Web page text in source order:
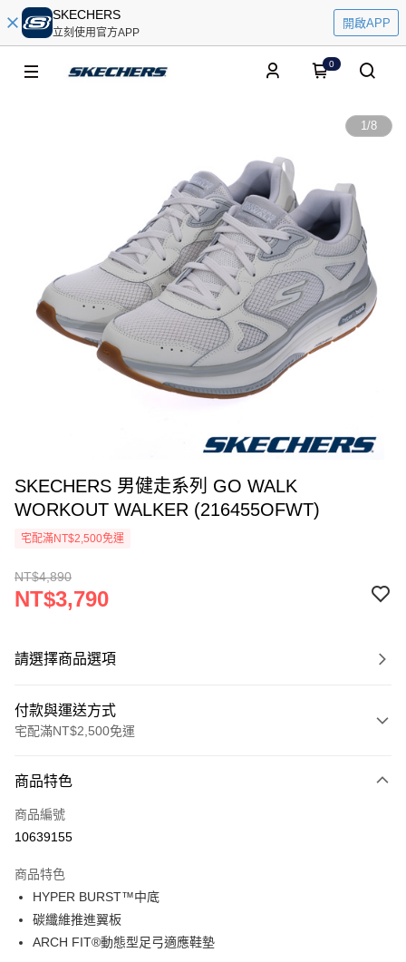
SKECHERS
立刻使用官方APP
開啟APP
0
1/8
SKECHERS 男健走系列 GO WALK
WORKOUT WALKER (216455OFWT)
宅配滿NT$2,500免運
NT$4,890
NT$3,790
請選擇商品選項
付款與運送方式
宅配滿NT$2,500免運
信用卡一次付款
LINE Pay
相關說明
【大哥付你分期使用說明】
1.本服務由台灣大哥大提供，台灣大哥大用戶可立即使用無須另外申請。
2.付款方式選擇「大哥付你分期」，訂單成立後會自動跳轉到大哥付的交易
流程，驗證手機門號後，選擇欲分期的期數、繳款截止日，確認付款後即完
ATM付款
商品特色
商品編號
10639155
商品特色
HYPER BURST™中底
碳纖維推進翼板
ARCH FIT®動態型足弓適應鞋墊